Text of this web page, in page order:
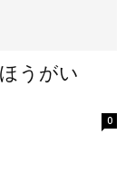
うがい
0